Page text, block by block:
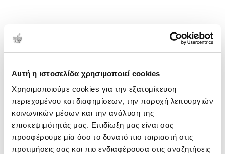
Αυτή η ιστοσελίδα χρησιμοποιεί cookies
Χρησιμοποιούμε cookies για την εξατομίκευση
περιεχομένου και διαφημίσεων, την παροχή λειτουργιών
κοινωνικών μέσων και την ανάλυση της
επισκεψιμότητάς μας. Επιδίωξη μας είναι σας
προσφέρουμε μία όσο το δυνατό πιο ταιριαστή στις
προτιμήσεις σας και πιο ενδιαφέρουσα στις αναζητήσεις